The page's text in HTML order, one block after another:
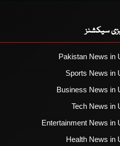
سیکشنز
Pakistan News in
Sports News in
Business News in
Tech News in
Entertainment News in
Health News in